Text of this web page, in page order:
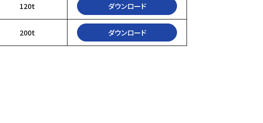
120t ダウンロード
200t ダウンロード